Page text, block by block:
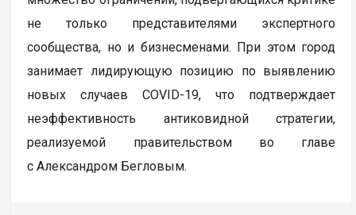
не только представителями экспертного
сообщества, но и бизнесменами. При этом город
занимает лидирующую позицию по выявлению
новых случаев COVID-19, что подтверждает
неэффективность антиковидной стратегии,
реализуемой правительством во главе
с Александром Бегловым.